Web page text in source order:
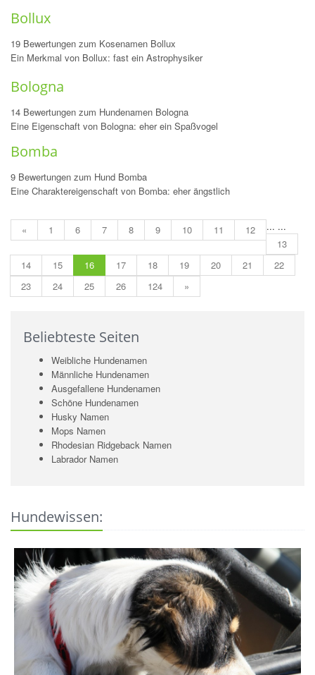
Bollux
19 Bewertungen zum Kosenamen Bollux
Ein Merkmal von Bollux: fast ein Astrophysiker
Bologna
14 Bewertungen zum Hundenamen Bologna
Eine Eigenschaft von Bologna: eher ein Spaßvogel
Bomba
9 Bewertungen zum Hund Bomba
Eine Charaktereigenschaft von Bomba: eher ängstlich
« 1 ...
6 7 8 9 10 11
12
13
14
15 16 17 18 19 20 21
22
23
24 25 26
...
124 »
Beliebteste Seiten
Weibliche Hundenamen
Männliche Hundenamen
Ausgefallene Hundenamen
Schöne Hundenamen
Husky Namen
Mops Namen
Rhodesian Ridgeback Namen
Labrador Namen
Hundewissen: